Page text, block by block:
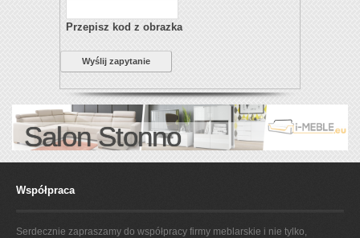
Przepisz kod z obrazka
Wyślij zapytanie
Salon Stonno
Współpraca
Serdecznie zapraszamy do współpracy firmy meblarskie i nie tylko,